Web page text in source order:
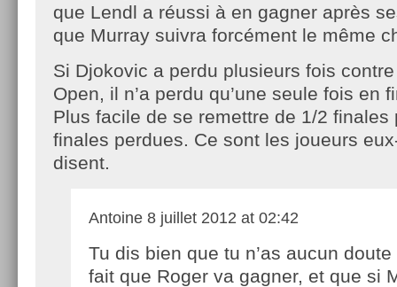
que Lendl a réussi à en gagner après
que Murray suivra forcément le même
Si Djokovic a perdu plusieurs fois contre
Open, il n’a perdu qu’une seule fois en
Plus facile de se remettre de 1/2 finales
finales perdues. Ce sont les joueurs
disent.
Antoine 8 juillet 2012 at 02:42
Tu dis bien que tu n’as aucun
fait que Roger va gagner, et que si